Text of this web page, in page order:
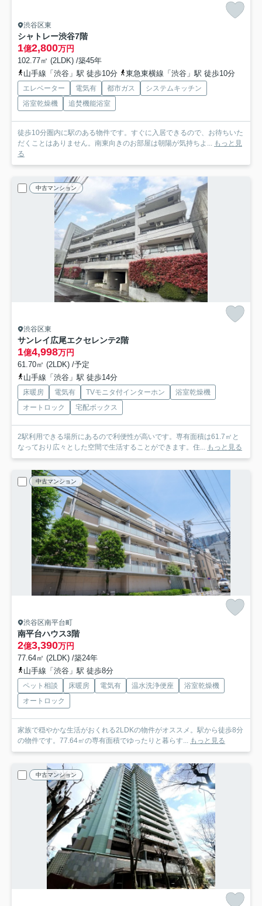
渋谷区東
シャトレー渋谷7階
1億2,800万円
102.77㎡ (2LDK) /築45年
山手線「渋谷」駅 徒歩10分
東急東横線「渋谷」駅 徒歩10分
エレベーター 電気有 都市ガス
システムキッチン
浴室乾燥機
追焚機能浴室
徒歩10分圏内に駅のある物件です。すぐに入居できるので、お待ちいた
だくことはありません。南東向きのお部屋は朝陽が気持ちよ...
もっと見
る
中古マンション
渋谷区東
サンレイ広尾エクセレンテ2階
1億4,998万円
61.70㎡ (2LDK) /予定
山手線「渋谷」駅 徒歩14分
床暖房 電気有 TVモニタ付インターホン
浴室乾燥機
オートロック
宅配ボックス
2駅利用できる場所にあるので利便性が高いです。専有面積は61.7㎡と
なっており広々とした空間で生活することができます。住... もっと見る
中古マンション
渋谷区南平台町
南平台ハウス3階
2億3,390万円
77.64㎡ (2LDK) /築24年
山手線「渋谷」駅 徒歩8分
ペット相談 床暖房 電気有 温水洗浄便座
浴室乾燥機
オートロック
家族で穏やかな生活がおくれる2LDKの物件がオススメ。駅から徒歩8分
の物件です。77.64㎡の専有面積でゆったりと暮らす... もっと見る
中古マンション